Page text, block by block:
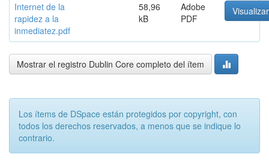
Internet de la
rapidez a la
inmediatez.pdf
58,96
kB
Adobe
PDF
Mostrar el registro Dublin Core completo del ítem
Los ítems de DSpace están protegidos por copyright, con
todos los derechos reservados, a menos que se indique lo
contrario.